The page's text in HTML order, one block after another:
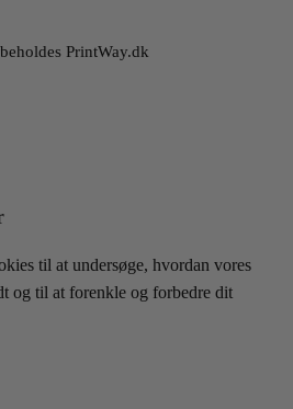
PrintWay.dk
til at undersøge, hvordan vores
og til at forenkle og forbedre dit